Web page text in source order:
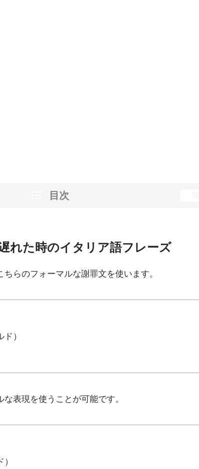
目次
れた時のイタリア語フレーズ
らのフォーマルな謝罪文を使います。
）
表現を使うことが可能です。